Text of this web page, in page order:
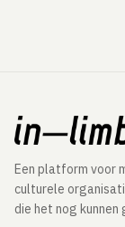
Een platform voor
culturele
die het nog kunnen